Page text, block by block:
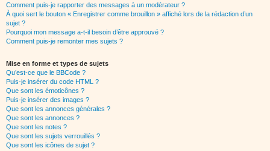
Comment puis-je rapporter des messages à un modérateur ?
À quoi sert le bouton « Enregistrer comme brouillon » affiché lors de la rédaction d’un
sujet ?
Pourquoi mon message a-t-il besoin d’être approuvé ?
Comment puis-je remonter mes sujets ?
Mise en forme et types de sujets
Qu’est-ce que le BBCode ?
Puis-je insérer du code HTML ?
Que sont les émoticônes ?
Puis-je insérer des images ?
Que sont les annonces générales ?
Que sont les annonces ?
Que sont les notes ?
Que sont les sujets verrouillés ?
Que sont les icônes de sujet ?